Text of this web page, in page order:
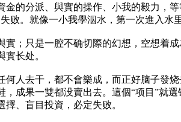
的分派、與實的操作、小我的毅力，
败。就像一小我學泅水，第一次進入水
；只是一腔不确切際的幻想，空想着
长处。
人去干，都不會樂成，而正好脑子發
成果一雙都没賣出去。這個“项目”就
、盲目投資，必定失败。